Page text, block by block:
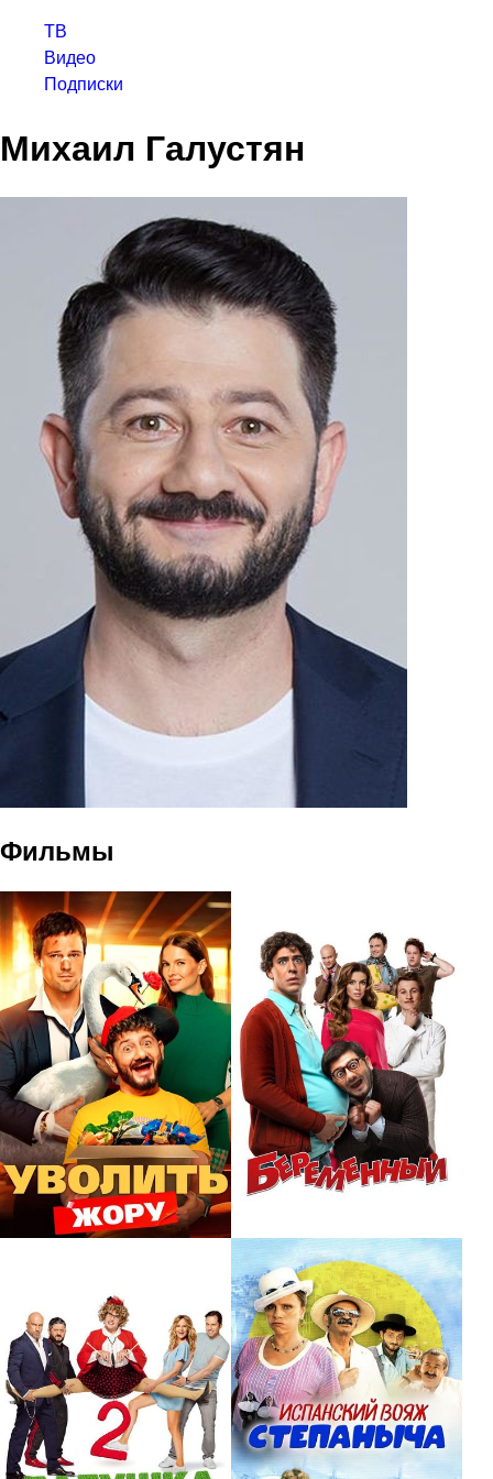
ТВ
Видео
Подписки
Михаил Галустян
Фильмы